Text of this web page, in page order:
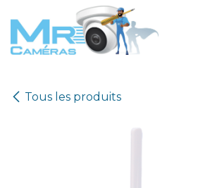
Se rendre au contenu
Tous les produits